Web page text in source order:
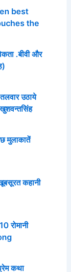
best
the
.बीवी और
उठाये
मुलाकातें
कहानी
रोमानी
कथा